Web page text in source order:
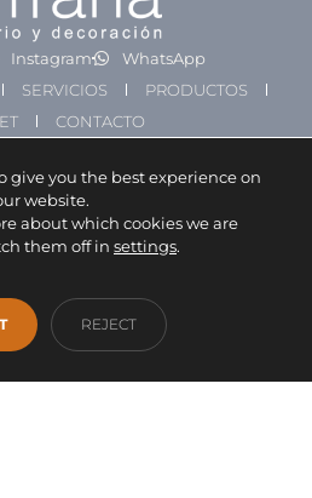
Instagram
WhatsApp
SERVICIOS
PRODUCTOS
CONTACTO
por la Unión Europea -
DE ACCESIBILIDAD
POLÍTICA DE COOKIES
give you the best experience on
website.
about which cookies we are
them off in settings.
REJECT